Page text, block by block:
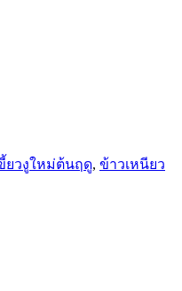
ยวงูใหม่ต้นฤดู, ข้าวเหนียว